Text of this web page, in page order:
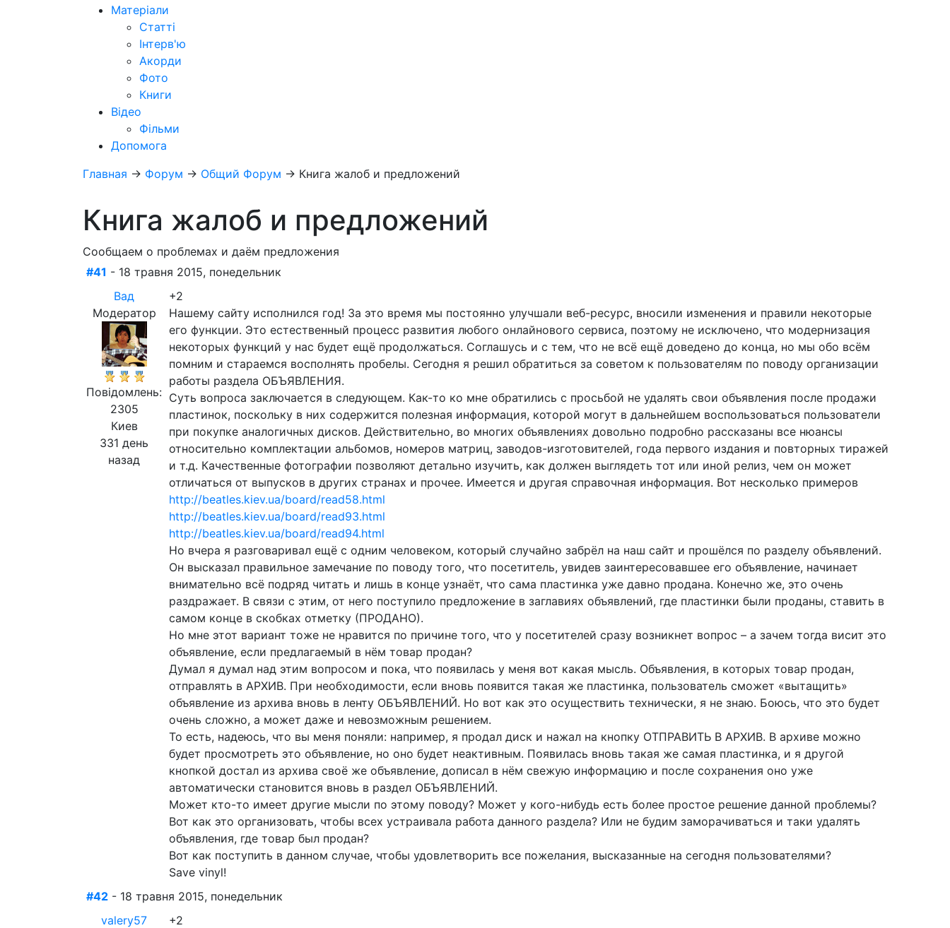
Матеріали
Статті
Інтерв'ю
Акорди
Фото
Книги
Відео
Фільми
Допомога
Главная → Форум → Общий Форум → Книга жалоб и предложений
Книга жалоб и предложений
Сообщаем о проблемах и даём предложения
#41 - 18 травня 2015, понедельник
Вад
Модератор
Повідомлень:
2305
Киев
331 день
назад
+2
Нашему сайту исполнился год! За это время мы постоянно улучшали веб-ресурс, вносили изменения и правили некоторые
его функции. Это естественный процесс развития любого онлайнового сервиса, поэтому не исключено, что модернизация
некоторых функций у нас будет ещё продолжаться. Соглашусь и с тем, что не всё ещё доведено до конца, но мы обо всём
помним и стараемся восполнять пробелы. Сегодня я решил обратиться за советом к пользователям по поводу организации
работы раздела ОБЪЯВЛЕНИЯ.
Суть вопроса заключается в следующем. Как-то ко мне обратились с просьбой не удалять свои объявления после продажи
пластинок, поскольку в них содержится полезная информация, которой могут в дальнейшем воспользоваться пользователи
при покупке аналогичных дисков. Действительно, во многих объявлениях довольно подробно рассказаны все нюансы
относительно комплектации альбомов, номеров матриц, заводов-изготовителей, года первого издания и повторных тиражей
и т.д. Качественные фотографии позволяют детально изучить, как должен выглядеть тот или иной релиз, чем он может
отличаться от выпусков в других странах и прочее. Имеется и другая справочная информация. Вот несколько примеров
http://beatles.kiev.ua/board/read58.html
http://beatles.kiev.ua/board/read93.html
http://beatles.kiev.ua/board/read94.html
Но вчера я разговаривал ещё с одним человеком, который случайно забрёл на наш сайт и прошёлся по разделу объявлений.
Он высказал правильное замечание по поводу того, что посетитель, увидев заинтересовавшее его объявление, начинает
внимательно всё подряд читать и лишь в конце узнаёт, что сама пластинка уже давно продана. Конечно же, это очень
раздражает. В связи с этим, от него поступило предложение в заглавиях объявлений, где пластинки были проданы, ставить в
самом конце в скобках отметку (ПРОДАНО).
Но мне этот вариант тоже не нравится по причине того, что у посетителей сразу возникнет вопрос – а зачем тогда висит это
объявление, если предлагаемый в нём товар продан?
Думал я думал над этим вопросом и пока, что появилась у меня вот какая мысль. Объявления, в которых товар продан,
отправлять в АРХИВ. При необходимости, если вновь появится такая же пластинка, пользователь сможет «вытащить»
объявление из архива вновь в ленту ОБЪЯВЛЕНИЙ. Но вот как это осуществить технически, я не знаю. Боюсь, что это будет
очень сложно, а может даже и невозможным решением.
То есть, надеюсь, что вы меня поняли: например, я продал диск и нажал на кнопку ОТПРАВИТЬ В АРХИВ. В архиве можно
будет просмотреть это объявление, но оно будет неактивным. Появилась вновь такая же самая пластинка, и я другой
кнопкой достал из архива своё же объявление, дописал в нём свежую информацию и после сохранения оно уже
автоматически становится вновь в раздел ОБЪЯВЛЕНИЙ.
Может кто-то имеет другие мысли по этому поводу? Может у кого-нибудь есть более простое решение данной проблемы?
Вот как это организовать, чтобы всех устраивала работа данного раздела? Или не будим заморачиваться и таки удалять
объявления, где товар был продан?
Вот как поступить в данном случае, чтобы удовлетворить все пожелания, высказанные на сегодня пользователями?
Save vinyl!
#42 - 18 травня 2015, понедельник
valery57
+2